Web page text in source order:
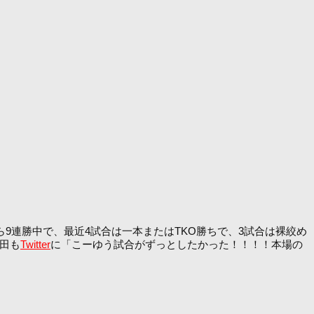
9連勝中で、最近4試合は一本またはTKO勝ちで、3試合は裸絞め
もTwitterに「こーゆう試合がずっとしたかった！！！！本場の